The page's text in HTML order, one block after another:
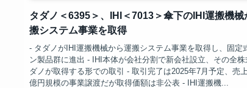
タダノ＜6395＞、IHI＜7013＞傘下のIHI運搬機械
搬システム事業を取得
- タダノがIHI運搬機械から運搬システム事業を取得し、固定
ン製品群に進出 - IHI本体が会社分割で新会社設立、その全株
ダノが取得する形での取引 - 取引完了は2025年7月予定、売
億円規模の事業譲渡だが取得価額は非公表 - IHI運搬機...